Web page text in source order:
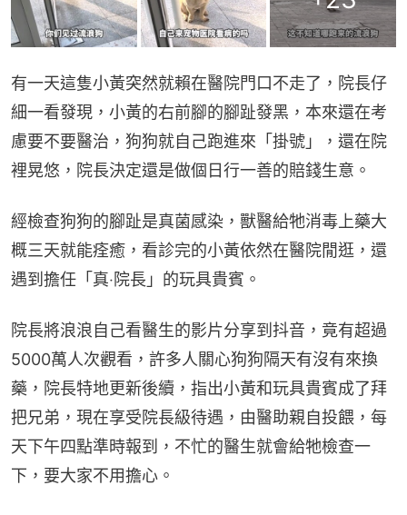
有一天這隻小黃突然就賴在醫院門口不走了，院長仔
細一看發現，小黃的右前腳的腳趾發黑，本來還在考
慮要不要醫治，狗狗就自己跑進來「掛號」，還在院
裡晃悠，院長決定還是做個日行一善的賠錢生意。
經檢查狗狗的腳趾是真菌感染，獸醫給牠消毒上藥大
概三天就能痊癒，看診完的小黃依然在醫院閒逛，還
遇到擔任「真‧院長」的玩具貴賓。
院長將浪浪自己看醫生的影片分享到抖音，竟有超過
5000萬人次觀看，許多人關心狗狗隔天有沒有來換
藥，院長特地更新後續，指出小黃和玩具貴賓成了拜
把兄弟，現在享受院長級待遇，由醫助親自投餵，每
天下午四點準時報到，不忙的醫生就會給牠檢查一
下，要大家不用擔心。